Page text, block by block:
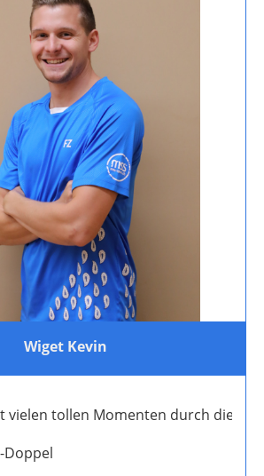
Wiget Kevin
vielen tollen Momenten durch die
Doppel